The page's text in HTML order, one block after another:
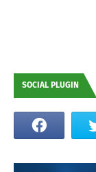
SOCIAL PLUGIN